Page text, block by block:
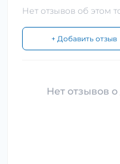
Нет отзывов об этом
+ Добавить отзыв
Нет отзывов